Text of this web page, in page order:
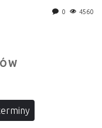
0 4560